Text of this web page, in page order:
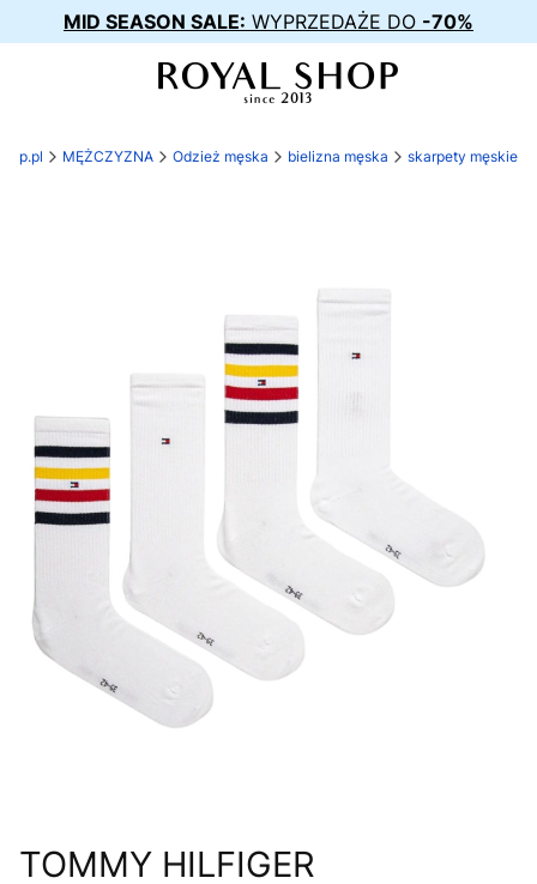
MID SEASON SALE: WYPRZEDAŻE DO -70%
MĘŻCZYZNA Odzież męska bielizna męska skarpety męskie
TOMMY HILFIGER